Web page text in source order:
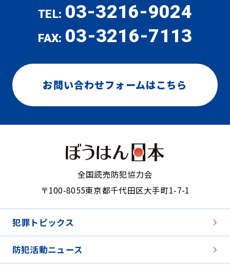
TEL: 03-3216-9024
FAX: 03-3216-7113
お問い合わせフォームはこちら
全国読売防犯協力会
〒100-8055東京都千代田区大手町1-7-1
犯罪トピックス
防犯活動ニュース